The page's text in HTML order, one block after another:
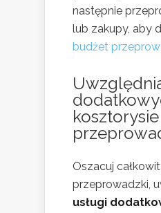
następnie
lub zakupy, aby
budżet
kosztorysie
Oszacuj
przeprowadzki,
usługi